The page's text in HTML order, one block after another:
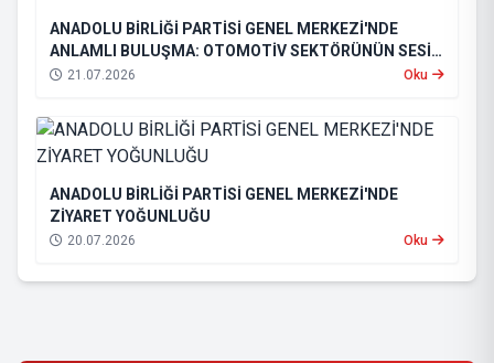
ANADOLU BİRLİĞİ PARTİSİ GENEL MERKEZİ'NDE
ANLAMLI BULUŞMA: OTOMOTİV SEKTÖRÜNÜN SESİ
GENEL MERKEZDE YANKILANDI
21.07.2026 Oku
ANADOLU BİRLİĞİ PARTİSİ GENEL MERKEZİ'NDE
ZİYARET YOĞUNLUĞU
20.07.2026 Oku